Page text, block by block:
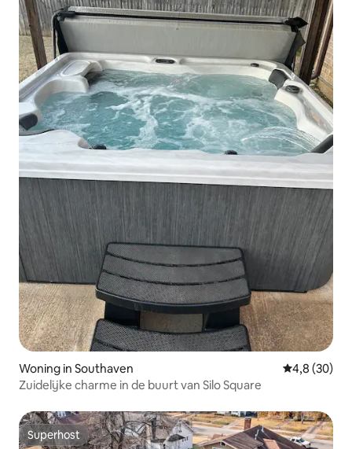
Woning in Southaven Gemiddelde
4,8 (30)
Zuidelijke charme in de buurt van Silo Square
Superhost
Superhost